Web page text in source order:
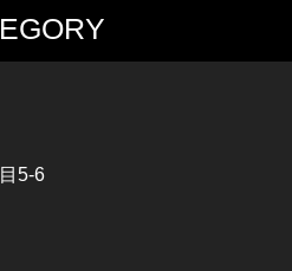
T-SHIRTS
CHAMPION
5-6